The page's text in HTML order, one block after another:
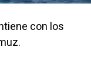
con los